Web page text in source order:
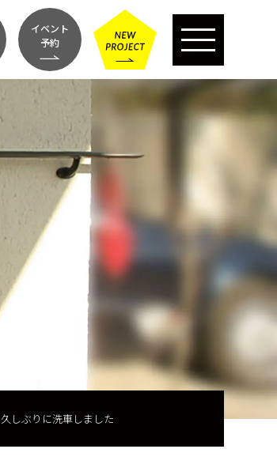
イベント
予約
久しぶりに洗車しました